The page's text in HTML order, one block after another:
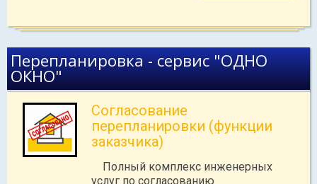
Перепланировка - сервис "ОДНО
ОКНО"
Согласование
перепланировки (функции
заказчика)
Полный комплекс инженерных
услуг по согласованию